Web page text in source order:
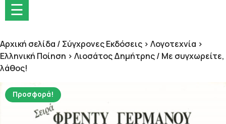
☰
Αρχική σελίδα / Σύγχρονες Εκδόσεις > Λογοτεχνία >
Ελληνική Ποίηση > Λιοσάτος Δημήτρης/ Με συγχωρείτε,
λάθος!
Προσφορά!